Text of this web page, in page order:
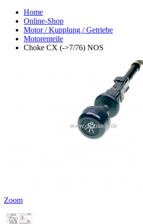
Home
Online-Shop
Motor / Kupplung / Getriebe
Motorenteile
Choke CX (->7/76) NOS
Zoom